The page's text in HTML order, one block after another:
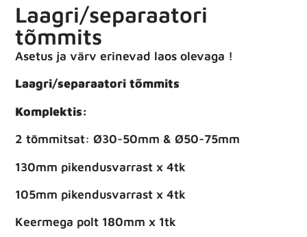
Laagri/separaatori
tõmmits
Asetus ja värv erinevad laos olevaga !
Laagri/separaatori tõmmits
Komplektis:
2 tõmmitsat: Ø30-50mm & Ø50-75mm
130mm pikendusvarrast x 4tk
105mm pikendusvarrast x 4tk
Keermega polt 180mm x 1tk